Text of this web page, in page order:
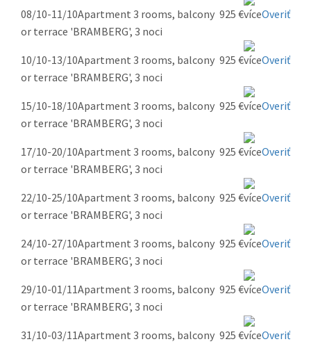
08/10-11/10Apartment 3 rooms, balcony
or terrace 'BRAMBERG', 3 noci
925 € Overiť
10/10-13/10Apartment 3 rooms, balcony
or terrace 'BRAMBERG', 3 noci
925 € Overiť
15/10-18/10Apartment 3 rooms, balcony
or terrace 'BRAMBERG', 3 noci
925 € Overiť
17/10-20/10Apartment 3 rooms, balcony
or terrace 'BRAMBERG', 3 noci
925 € Overiť
22/10-25/10Apartment 3 rooms, balcony
or terrace 'BRAMBERG', 3 noci
925 € Overiť
24/10-27/10Apartment 3 rooms, balcony
or terrace 'BRAMBERG', 3 noci
925 € Overiť
29/10-01/11Apartment 3 rooms, balcony
or terrace 'BRAMBERG', 3 noci
925 € Overiť
31/10-03/11Apartment 3 rooms, balcony 925 € Overiť